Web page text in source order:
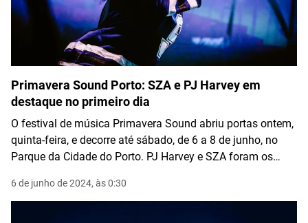
Primavera Sound Porto: SZA e PJ Harvey em
destaque no primeiro dia
O festival de música Primavera Sound abriu portas ontem,
quinta-feira, e decorre até sábado, de 6 a 8 de junho, no
Parque da Cidade do Porto. PJ Harvey e SZA foram os
6 de junho de 2024, às 0:30